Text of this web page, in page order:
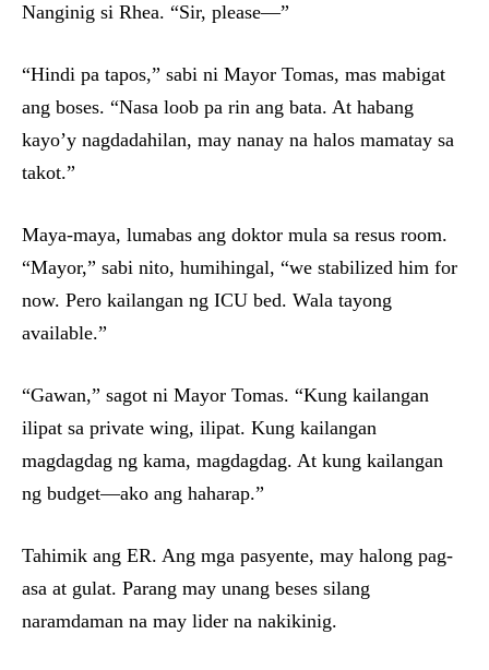
Nanginig si Rhea. “Sir, please—”
“Hindi pa tapos,” sabi ni Mayor Tomas, mas mabigat
ang boses. “Nasa loob pa rin ang bata. At habang
kayo’y nagdadahilan, may nanay na halos mamatay sa
takot.”
Maya-maya, lumabas ang doktor mula sa resus room.
“Mayor,” sabi nito, humihingal, “we stabilized him for
now. Pero kailangan ng ICU bed. Wala tayong
available.”
“Gawan,” sagot ni Mayor Tomas. “Kung kailangan
ilipat sa private wing, ilipat. Kung kailangan
magdagdag ng kama, magdagdag. At kung kailangan
ng budget—ako ang haharap.”
Tahimik ang ER. Ang mga pasyente, may halong pag-
asa at gulat. Parang may unang beses silang
naramdaman na may lider na nakikinig.